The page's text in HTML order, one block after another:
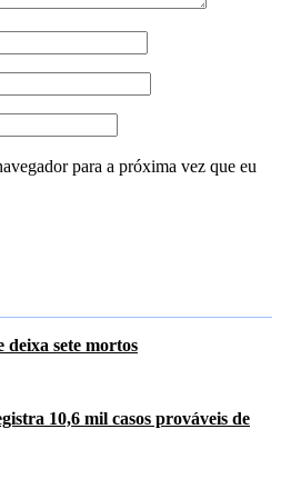
para a próxima vez que eu
deixa sete mortos
10,6 mil casos prováveis de